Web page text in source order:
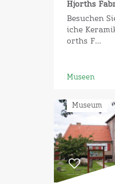
Hjorths
Besuchen
iche
orths F...
Museen
Museum